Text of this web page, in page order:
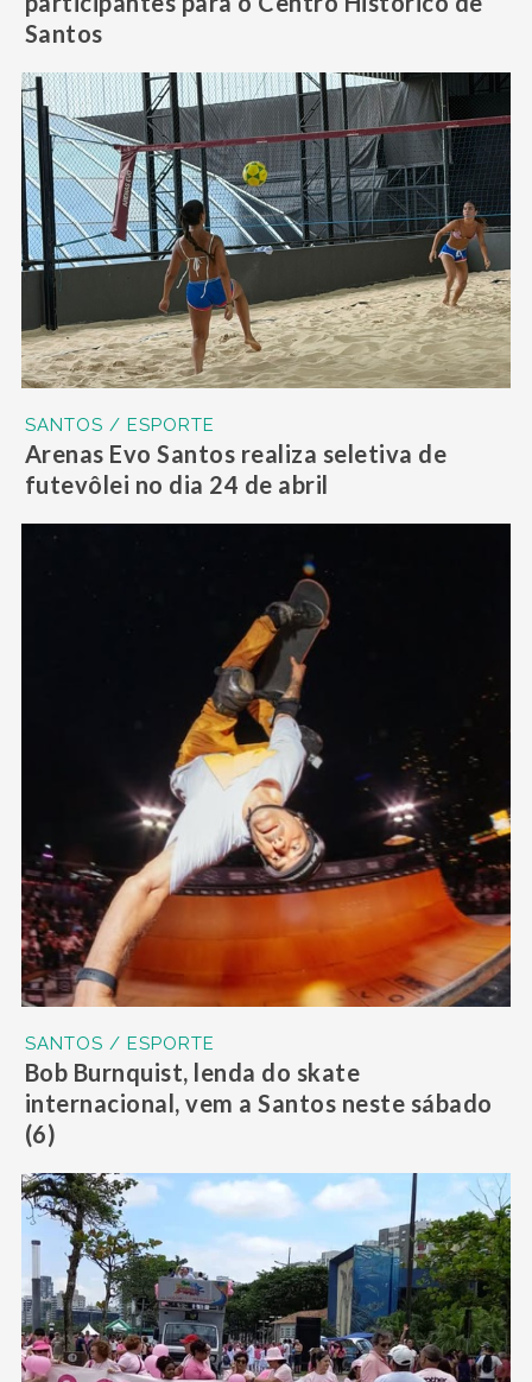
Santos
SANTOS / ESPORTE
Arenas Evo Santos realiza seletiva de
futevôlei no dia 24 de abril
SANTOS / ESPORTE
Bob Burnquist, lenda do skate
internacional, vem a Santos neste sábado
(6)